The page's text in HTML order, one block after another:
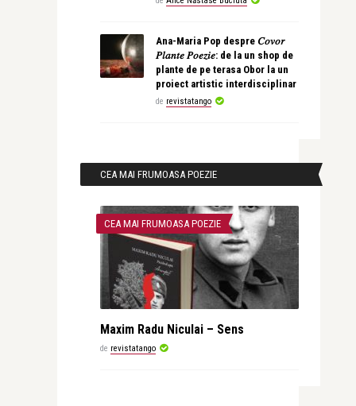
Ana-Maria Pop despre 𝐶𝑜𝑣𝑜𝑟
𝑃𝑙𝑎𝑛𝑡𝑒 𝑃𝑜𝑒𝑧𝑖𝑒: de la un shop de
plante de pe terasa Obor la un
proiect artistic interdisciplinar
de revistatango
CEA MAI FRUMOASA POEZIE
CEA MAI FRUMOASA POEZIE
Maxim Radu Niculai – Sens
de revistatango